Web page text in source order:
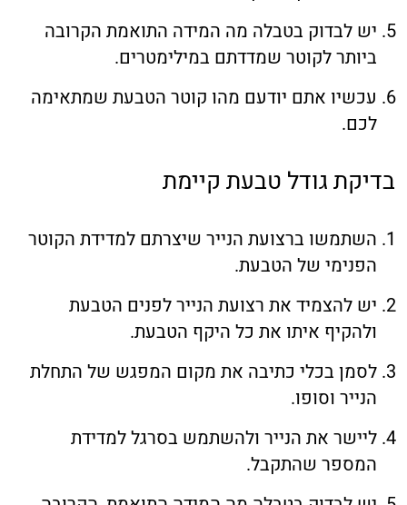
יש לבדוק בטבלה מה המידה התואמת הקרובה
ביותר לקוטר שמדדתם במילימטרים.
עכשיו אתם יודעם מהו קוטר הטבעת שמתאימה
לכם.
בדיקת גודל טבעת קיימת
השתמשו ברצועת הנייר שיצרתם למדידת הקוטר
הפנימי של הטבעת.
יש להצמיד את רצועת הנייר לפנים הטבעת
ולהקיף איתו את כל היקף הטבעת.
לסמן בכלי כתיבה את מקום המפגש של התחלת
הנייר וסופו.
ליישר את הנייר ולהשתמש בסרגל למדידת
המספר שהתקבל.